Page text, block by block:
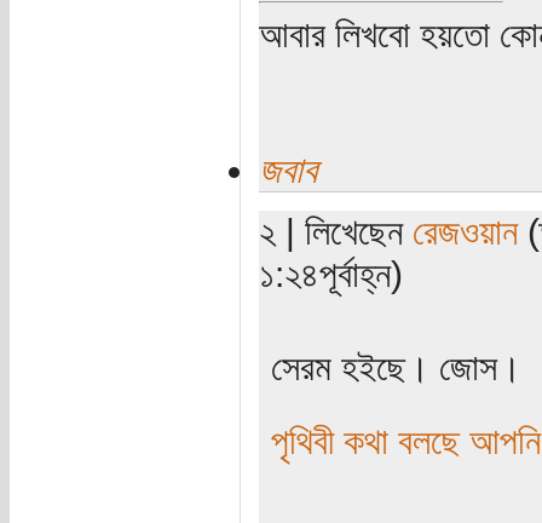
আবার লিখবো হয়তো
জবাব
২ | লিখেছেন রেজওয়ান
১:২৪পূর্বাহ্ন)
সেরম হইছে। জোস।
পৃথিবী কথা বলছে